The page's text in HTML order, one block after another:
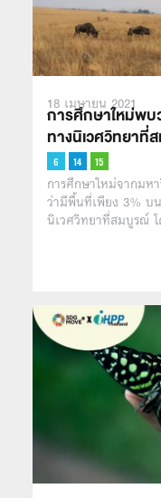
18 เมษายน 2021
การศึกษาใหม่พ
ทางนิเวศวิทยาที่
การศึกษาใหม่จากมห
ว่ามีพื้นที่เพียง 3% บ
นิเวศวิทยาที่สมบูรณ์